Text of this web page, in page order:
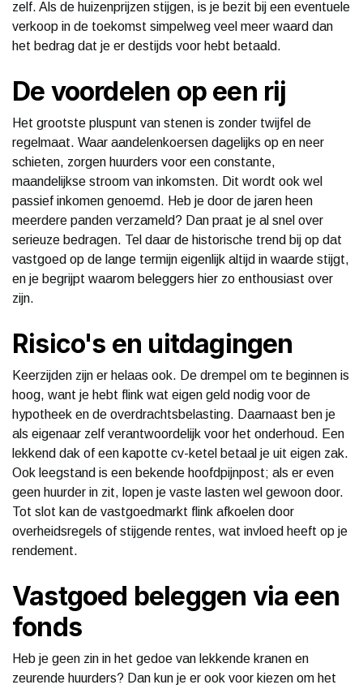
zelf. Als de huizenprijzen stijgen, is je bezit bij een eventuele
verkoop in de toekomst simpelweg veel meer waard dan
het bedrag dat je er destijds voor hebt betaald.
De voordelen op een rij
Het grootste pluspunt van stenen is zonder twijfel de
regelmaat. Waar aandelenkoersen dagelijks op en neer
schieten, zorgen huurders voor een constante,
maandelijkse stroom van inkomsten. Dit wordt ook wel
passief inkomen genoemd. Heb je door de jaren heen
meerdere panden verzameld? Dan praat je al snel over
serieuze bedragen. Tel daar de historische trend bij op dat
vastgoed op de lange termijn eigenlijk altijd in waarde stijgt,
en je begrijpt waarom beleggers hier zo enthousiast over
zijn.
Risico's en uitdagingen
Keerzijden zijn er helaas ook. De drempel om te beginnen is
hoog, want je hebt flink wat eigen geld nodig voor de
hypotheek en de overdrachtsbelasting. Daarnaast ben je
als eigenaar zelf verantwoordelijk voor het onderhoud. Een
lekkend dak of een kapotte cv-ketel betaal je uit eigen zak.
Ook leegstand is een bekende hoofdpijnpost; als er even
geen huurder in zit, lopen je vaste lasten wel gewoon door.
Tot slot kan de vastgoedmarkt flink afkoelen door
overheidsregels of stijgende rentes, wat invloed heeft op je
rendement.
Vastgoed beleggen via een
fonds
Heb je geen zin in het gedoe van lekkende kranen en
zeurende huurders? Dan kun je er ook voor kiezen om het